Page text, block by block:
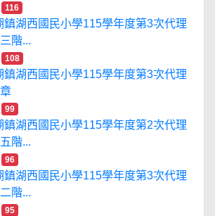
116
鎮湖西國民小學115學年度第3次代理
階...
108
鎮湖西國民小學115學年度第3次代理
99
鎮湖西國民小學115學年度第2次代理
階...
96
鎮湖西國民小學115學年度第3次代理
階...
95